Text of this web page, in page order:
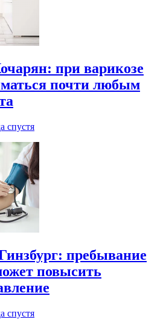
при варикозе
почти любым
спустя
пребывание
повысить
спустя